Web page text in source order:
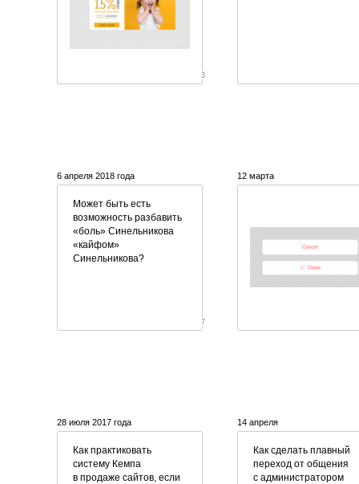
3
6 апреля 2018 года
Может быть есть
возможность разбавить
«боль» Синельникова
«кайфом»
Синельникова?
7
12 марта
28 июля 2017 года
Как практиковать
систему Кемпа
в продаже сайтов, если
14 апреля
Как сделать плавный
переход от общения
с администратором